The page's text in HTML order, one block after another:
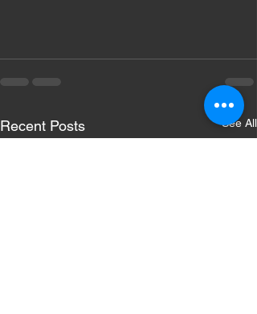
Recent Posts See All